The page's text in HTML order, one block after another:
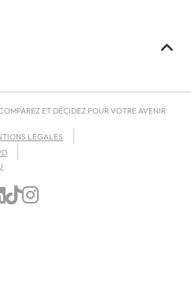
ET DÉCIDEZ POUR VOTRE AVENIR
LÉGALES